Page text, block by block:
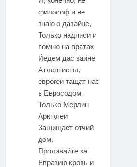
философ и не
знаю о дазайне,
Только надписи и
помню на вратах
Йедем дас зайне.
Атлантисты,
еврогеи тащат нас
в Евросодом.
Только Мерлин
Арктогеи
Защищает отчий
дом.
Проливайте за
Евразию кровь и